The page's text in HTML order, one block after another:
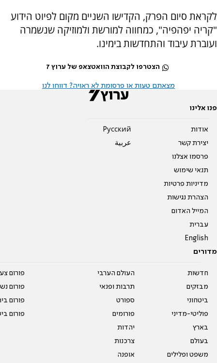
לקראת סיום הפרק, הקדישו השניים מקום לפיוט הידוע
"קריה יפהפיה", כמחווה למורשת ולמוזיקה שנשמרה
ועוברת עיבוד והתחדשות בימינו.
הצטרפו לקבוצת הוואטצאפ של ערוץ 7
מצאתם טעות או פרסומת לא ראויה? דווחו לנו
פנו אלינו
אודות
יצירת קשר
פרסמו אצלנו
תנאי שימוש
מדיניות פרטיות
הצהרת נגישות
המייל האדום
עברית
English
Pусский
عربية
מדורים
חדשות
מבזקים
ביטחוני
פוליטי-מדיני
בארץ
בעולם
משפט ופלילים
העולם הערבי
תרבות ופנאי
ספורט
פורומים
יהדות
צרכנות
אופנה
פורום
פורום
פורום
פורום